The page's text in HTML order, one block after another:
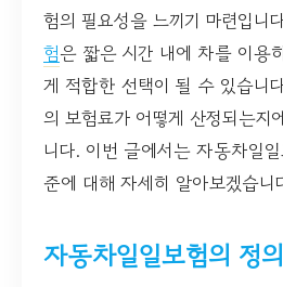
험의 필요성을 느끼기 마련입니
험은 짧은 시간 내에 차를 이용
게 적합한 선택이 될 수 있습니
의 보험료가 어떻게 산정되는지
니다. 이번 글에서는 자동차일
준에 대해 자세히 알아보겠습니
자동차일일보험의 정의